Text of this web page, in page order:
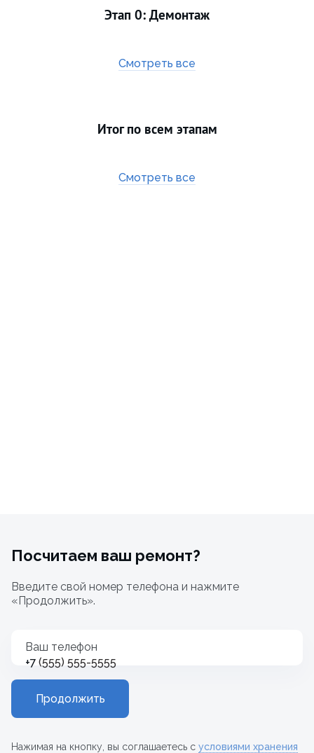
Этап 0: Демонтаж
Смотреть все
Итог по всем этапам
Смотреть все
Посчитаем ваш ремонт?
Введите свой номер телефона и нажмите
«Продолжить».
Ваш телефон
+7
Продолжить
Нажимая на кнопку, вы соглашаетесь с условиями хранения